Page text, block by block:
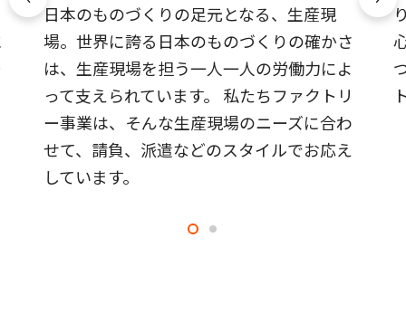
日本のものづくりの足元となる、生産現
場。世界に誇る日本のものづくりの確かさ
は、生産現場を担う一人一人の労働力によ
って支えられています。 私たちファクトリ
ー事業は、そんな生産現場のニーズに合わ
せて、請負、派遣などのスタイルでお応え
しています。